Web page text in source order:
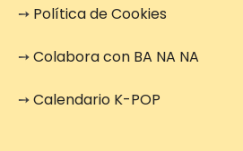
➙ Política de Cookies
➙Colabora con BA NA NA
➙Calendario K-POP